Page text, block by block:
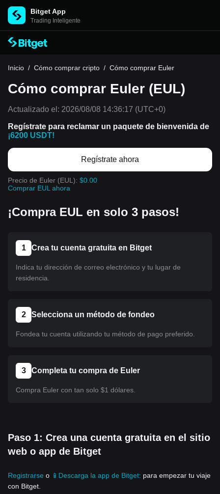
Bitget App
Trading Inteligente
Inicio / Cómo comprar cripto / Cómo comprar Euler
Cómo comprar Euler (EUL)
Actualizado el: 2026/08/08 14:36:17 (UTC+0)
Regístrate para reclamar un paquete de bienvenida de
¡6200 USDT!
Regístrate ahora
Precio de Euler (EUL): $0.00
Comprar EUL ahora
¡Compra EUL en solo 3 pasos!
1 Crea tu cuenta gratuita en Bitget
Indica tu dirección de correo electrónico y tu lugar de
residencia.
2 Selecciona un método de fondeo
Fondea tu cuenta utilizando tu método de pago preferido.
3 Completa tu compra de Euler
Compra Euler con tan solo $1 dólares.
Paso 1: Crea una cuenta gratuita en el sitio
web o app de Bitget
Registrarse o 📱Descarga la app de Bitget: para empezar tu viaje
con Bitget.